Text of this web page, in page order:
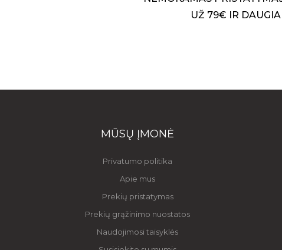
UŽ 79€ IR
MŪSŲ ĮMONĖ
Privatumo politika
Apie mus
Prekių pristatymas
Prekių grąžinimo nuostatos
Naudojimosi taisyklės